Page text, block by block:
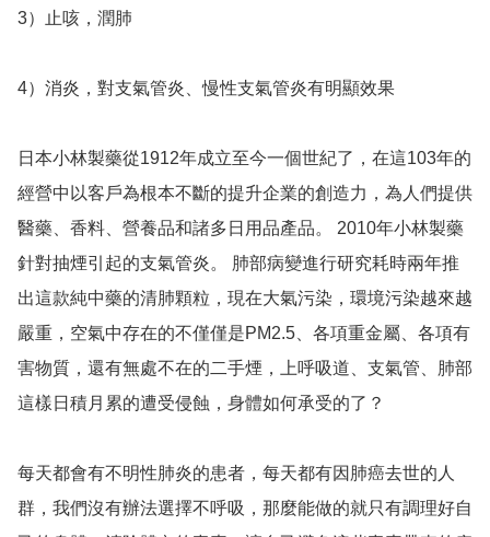
3）止咳，潤肺
4）消炎，對支氣管炎、慢性支氣管炎有明顯效果
日本小林製藥從1912年成立至今一個世紀了，在這103年的
經營中以客戶為根本不斷的提升企業的創造力，為人們提供
醫藥、香料、營養品和諸多日用品產品。 2010年小林製藥
針對抽煙引起的支氣管炎。 肺部病變進行研究耗時兩年推
出這款純中藥的清肺顆粒，現在大氣污染，環境污染越來越
嚴重，空氣中存在的不僅僅是PM2.5、各項重金屬、各項有
害物質，還有無處不在的二手煙，上呼吸道、支氣管、肺部
這樣日積月累的遭受侵蝕，身體如何承受的了？
每天都會有不明性肺炎的患者，每天都有因肺癌去世的人
群，我們沒有辦法選擇不呼吸，那麼能做的就只有調理好自